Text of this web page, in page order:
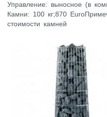
Управление: выносное (в
Камни: 100 кг;870
стоимости камней